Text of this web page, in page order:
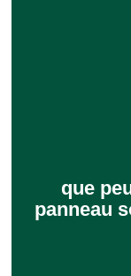
que
panneau